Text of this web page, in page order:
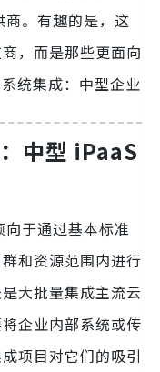
。有趣的是，这
，而是那些更面向
统集成：中型企业
中型 iPaaS
于通过基本标准
和资源范围内进行
大批量集成主流云
企业内部系统或传
项目对它们的吸引